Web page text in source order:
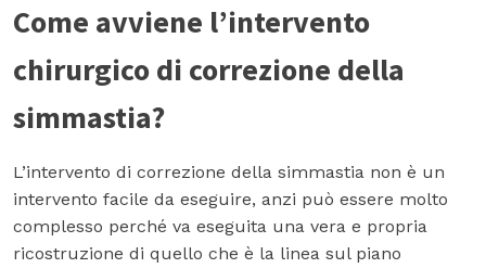
Come avviene l’intervento
chirurgico di correzione della
simmastia?
L’intervento di correzione della simmastia non è un
intervento facile da eseguire, anzi può essere molto
complesso perché va eseguita una vera e propria
ricostruzione di quello che è la linea sul piano